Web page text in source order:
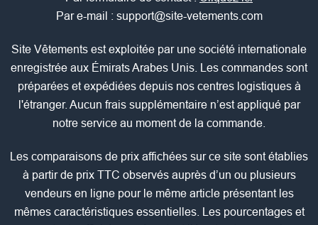
Par e-mail : support@site-vetements.com
Site Vêtements est exploitée par une société internationale
enregistrée aux Émirats Arabes Unis. Les commandes sont
préparées et expédiées depuis nos centres logistiques à
l'étranger. Aucun frais supplémentaire n’est appliqué par
notre service au moment de la commande.
Les comparaisons de prix affichées sur ce site sont établies
à partir de prix TTC observés auprès d’un ou plusieurs
vendeurs en ligne pour le même article présentant les
mêmes caractéristiques essentielles. Les pourcentages et